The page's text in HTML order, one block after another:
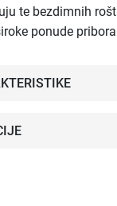
te bezdimnih
ponude